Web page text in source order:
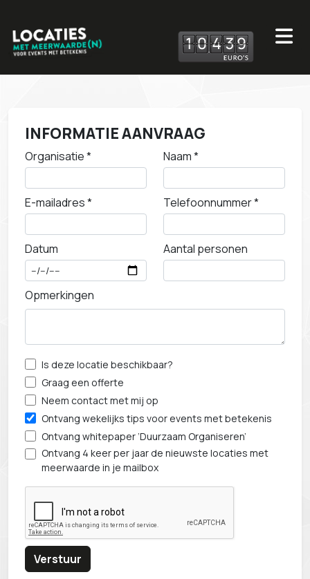
10 439
INFORMATIE AANVRAAG
Organisatie * Naam *
E-mailadres * Telefoonnummer *
Datum Aantal personen
Opmerkingen
Is deze locatie beschikbaar?
Graag een offerte
Neem contact met mij op
Ontvang wekelijks tips voor events met betekenis
Ontvang whitepaper ‘Duurzaam Organiseren’
Ontvang 4 keer per jaar de nieuwste locaties met
meerwaarde in je mailbox
Verstuur